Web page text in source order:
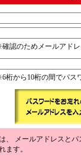
認のためメールアド
桁から10桁の間でパス
、 メールアドレスと
ます。